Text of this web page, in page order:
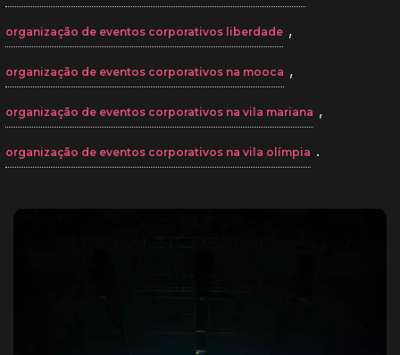
organização de eventos corporativos liberdade ,
organização de eventos corporativos na mooca ,
organização de eventos corporativos na vila mariana ,
organização de eventos corporativos na vila olímpia .